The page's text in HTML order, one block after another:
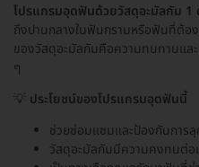
โปรแกรมอุดฟันด้วยวัสดุอะมัลกัม 1
ถึงปานกลางในฟันกรามหรือฟันที่ต้อ
ของวัสดุอะมัลกัมคือความทนทานแล
ๆ
💡 ประโยชน์ของโปรแกรมอุดฟันนี้
ช่วยซ่อมแซมและป้องกันการ
วัสดุอะมัลกัมมีความคงทนต่อ